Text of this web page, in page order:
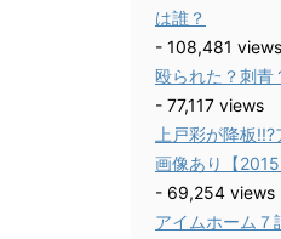
は誰？
- 108,481 views
殴られた？刺青
- 77,117 views
上戸彩が降板
画像あり【
- 69,254 views
アイムホーム７